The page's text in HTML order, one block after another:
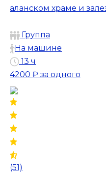
аланском храме и
Группа
На машине
13 ч
4200 ₽ за одного
(51)